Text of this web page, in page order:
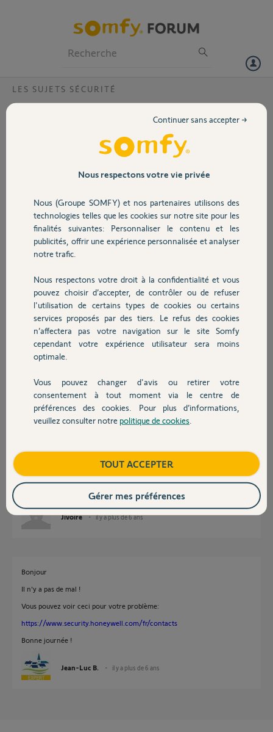
Volet
Sécurité
Domotique
Chauffage
Autres produits
Devis avec un pro
Contact
LES SUJETS SÉCURITÉ
Bluetooth caméra lyric C1 non reconnu ?
Bonjour, je viens d'acheter une caméra Lyric C1, mon téléphone ne la
reconnaît pas... Le bluetooth est bien activé, j'ai essayé avec et sans
le wifi, rien à faire...le vendeur à pu la connecter sur son portable et
sur une tablette sans problème... que faire ?
Jivoire
il y a plus de 6 ans
Participer au fil de discussion
Réponses
Bonjour
La caméra Lyric C1 est une camera de la marque Honeywell. Quel
rapport avec Somfy ?
Suite à ma question, il apparaît que je ne suis pas au bon endroit
effectivement... désolée pour le dérangement...
Jivoire il y a plus de 6 ans
Bonjour
Il n'y a pas de mal !
Vous pouvez voir ceci pour votre problème:
https://www.security.honeywell.com/fr/contacts
Bonne journée !
Jean-Luc B. il y a plus de 6 ans
Nous respectons votre vie privée
Nous (Groupe SOMFY) et nos partenaires utilisons des
technologies telles que les cookies sur notre site pour les
finalités suivantes: Personnaliser le contenu et les
publicités, offrir une expérience personnalisée et analyser
notre trafic.
Nous respectons votre droit à la confidentialité et vous
pouvez choisir d’accepter, de contrôler ou de refuser
l'utilisation de certains types de cookies ou certains
services proposés par des tiers. Le refus des cookies
n’affectera pas votre navigation sur le site Somfy
cependant votre expérience utilisateur sera moins
optimale.
Vous pouvez changer d'avis ou retirer votre
consentement à tout moment via le centre de
préférences des cookies. Pour plus d’informations,
veuillez consulter notre politique de cookies
Continuer sans accepter →
TOUT ACCEPTER
Gérer mes préférences